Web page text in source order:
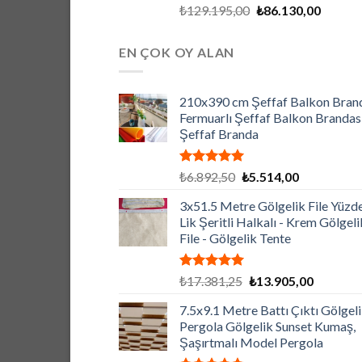
5 üzerinden
₺129.195,00 Orijinal
₺86.130,00Şu
EN ÇOK OY ALAN
210x390 cm Şeffaf Balkon
Fermuarlı Şeffaf Balkon
Şeffaf Branda
5 üzerinden
oy
aldı
₺6.892,50 Orijinal
₺6.892,50.
₺5.514,00Şu
fiyat:
₺5.514,00.
3x51.5 Metre Gölgelik File
Lik Şeritli Halkalı - Krem
File - Gölgelik Tente
5 üzerinden
aldı
₺17.381,25 Orijinal
₺17.381,25.
₺13.905,00Şu
fiyat:
7.5x9.1 Metre Battı Çıktı
Pergola Gölgelik Sunset Kumaş,
Şaşırtmalı Model Pergola